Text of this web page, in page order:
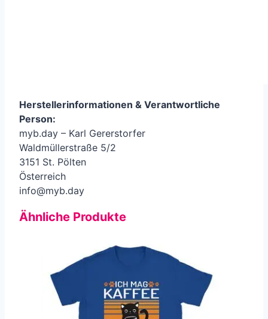
Herstellerinformationen & Verantwortliche
Person:
myb.day – Karl Gererstorfer
Waldmüllerstraße 5/2
3151 St. Pölten
Österreich
info@myb.day
Ähnliche Produkte